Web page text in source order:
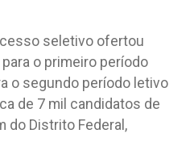
seletivo ofertou
o primeiro período
o segundo período letivo
de 7 mil candidatos de
do Distrito Federal,